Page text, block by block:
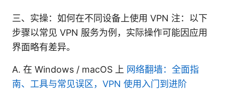
三、实操：如何在不同设备上使用 VPN 注：以下
步骤以常见 VPN 服务为例，实际操作可能因应用
界面略有差异。
A. 在 Windows / macOS 上 网络翻墙：全面指
南、工具与常见误区，VPN 使用入门到进阶